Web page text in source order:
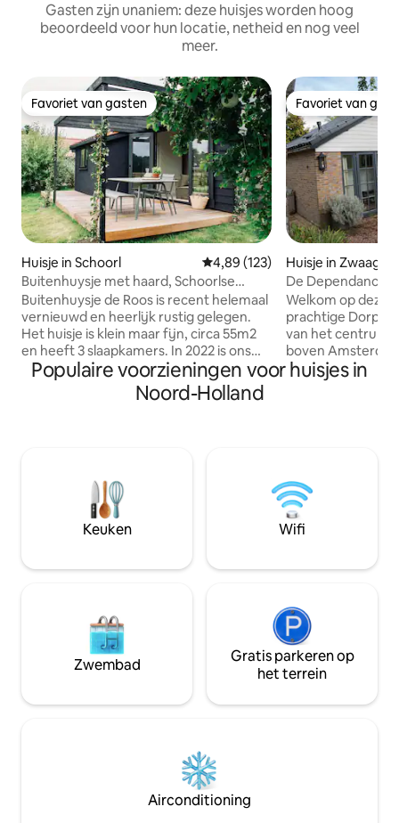
Gasten zijn unaniem: deze huisjes worden hoog
beoordeeld voor hun locatie, netheid en nog veel
meer.
Favoriet van gasten
Favoriet van gasten
Huisje in Schoorl Gemiddelde beoordeling van
4,89 (123)
Buitenhuysje met haard, Schoorlse
duinen
Buitenhuysje de Roos is recent helemaal
vernieuwd en heerlijk rustig gelegen.
Het huisje is klein maar fijn, circa 55m2
en heeft 3 slaapkamers. In 2022 is ons
huisje verbouwd, met een nieuwe
badkamer, keuken en gietvloer. Er is een
haard en fijne houten veranda, waar je
het bos zijn op loopafstand en op de
fiets ben je in 20 min op het strand.
Favoriet van
Favoriet van
Huisje in Zwaag
De Dependance
Welkom op deze
prachtige
van het centrum
boven
een eigen ingang,
slaapkamers & uitzicht op groen. Wij,
Check onze ig:
vragen? We
snel!
Populaire voorzieningen voor huisjes in
Noord-Holland
Keuken Wifi
Zwembad
Gratis parkeren op
het terrein
Airconditioning